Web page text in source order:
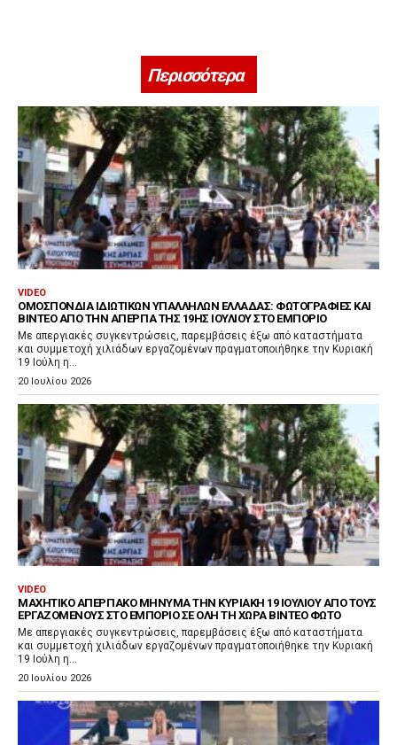
Περισσότερα
VIDEO
ΟΜΟΣΠΟΝΔΊΑ ΙΔΙΩΤΙΚΏΝ ΥΠΑΛΛΉΛΩΝ ΕΛΛΆΔΑΣ: ΦΩΤΟΓΡΑΦΊΕΣ ΚΑΙ
ΒΊΝΤΕΟ ΑΠΌ ΤΗΝ ΑΠΕΡΓΊΑ ΤΗΣ 19ΗΣ ΙΟΥΛΊΟΥ ΣΤΟ ΕΜΠΌΡΙΟ
Με απεργιακές συγκεντρώσεις, παρεμβάσεις έξω από καταστήματα
και συμμετοχή χιλιάδων εργαζομένων πραγματοποιήθηκε την Κυριακή
19 Ιούλη η...
20 Ιουλίου 2026
VIDEO
ΜΑΧΗΤΙΚΌ ΑΠΕΡΓΙΑΚΌ ΜΉΝΥΜΑ ΤΗΝ ΚΥΡΙΑΚΉ 19 ΙΟΥΛΊΟΥ ΑΠΌ ΤΟΥΣ
ΕΡΓΑΖΌΜΕΝΟΥΣ ΣΤΟ ΕΜΠΌΡΙΟ ΣΕ ΌΛΗ ΤΗ ΧΏΡΑ ΒΙΝΤΕΟ ΦΩΤΟ
Με απεργιακές συγκεντρώσεις, παρεμβάσεις έξω από καταστήματα
και συμμετοχή χιλιάδων εργαζομένων πραγματοποιήθηκε την Κυριακή
19 Ιούλη η...
20 Ιουλίου 2026